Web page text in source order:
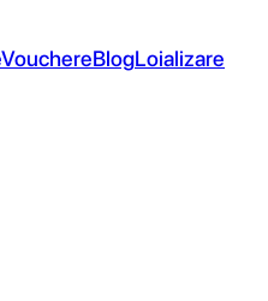
VouchereBlogLoializare